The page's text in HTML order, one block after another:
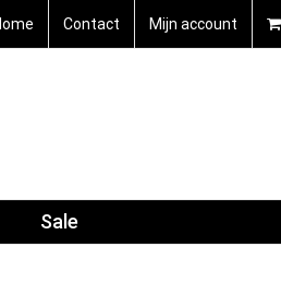
Contact Mijn account
Sale